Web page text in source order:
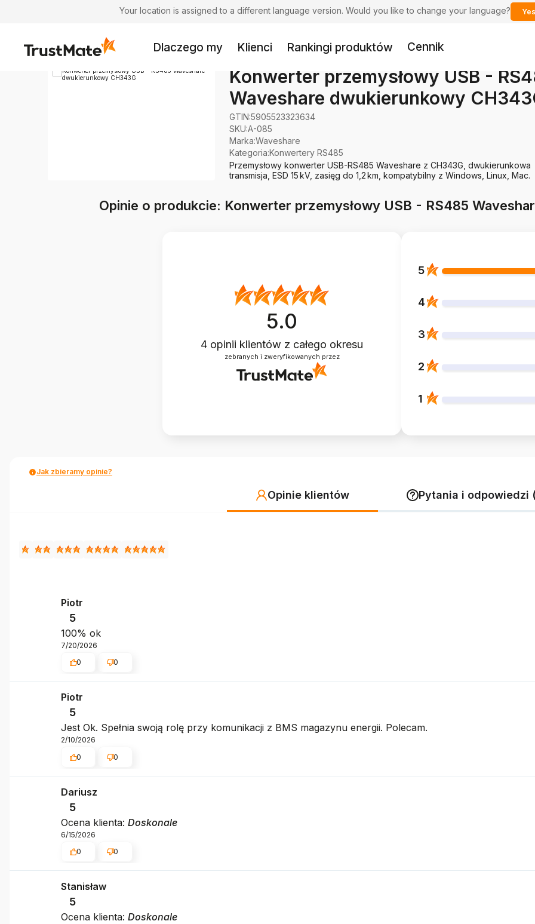
Your location is assigned to a different language version. Would you like to change your language?
Dlaczego my Klienci Rankingi produktów Cennik
Konwerter przemysłowy USB -
Waveshare dwukierunkowy
GTIN:5905523323634
SKU:A-085
Marka:Waveshare
Kategoria:Konwertery RS485
Przemysłowy konwerter USB-RS485 Waveshare z CH343G, dwukierunkowa
transmisja, ESD 15 kV, zasięg do 1,2 km, kompatybilny z Windows, Linux, Mac.
Opinie o produkcie: Konwerter przemysłowy USB - RS485
5.0
4 opinii klientów z całego okresu
zebranych i zweryfikowanych przez
5
4
3
2
1
Jak zbieramy opinie?
Opinie klientów Pytania i odpowiedzi
Piotr
5
100% ok
7/20/2026
0
0
Piotr
5
Jest Ok. Spełnia swoją rolę przy komunikacji z BMS magazynu energii. Polecam.
2/10/2026
0
0
Dariusz
5
Ocena klienta: Doskonale
6/15/2026
0
0
Stanisław
5
Ocena klienta: Doskonale